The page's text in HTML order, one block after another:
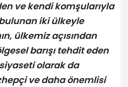
ve kendi komşularıyla
iki ülkeyle
ülkemiz açısından
barışı tehdit eden
olarak da
ve daha önemlisi